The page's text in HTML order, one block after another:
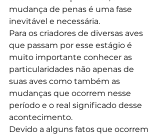
mudança de penas é uma fase
inevitável e necessária.
Para os criadores de diversas aves
que passam por esse estágio é
muito importante conhecer as
particularidades não apenas de
suas aves como também as
mudanças que ocorrem nesse
período e o real significado desse
acontecimento.
Devido a alguns fatos que ocorrem